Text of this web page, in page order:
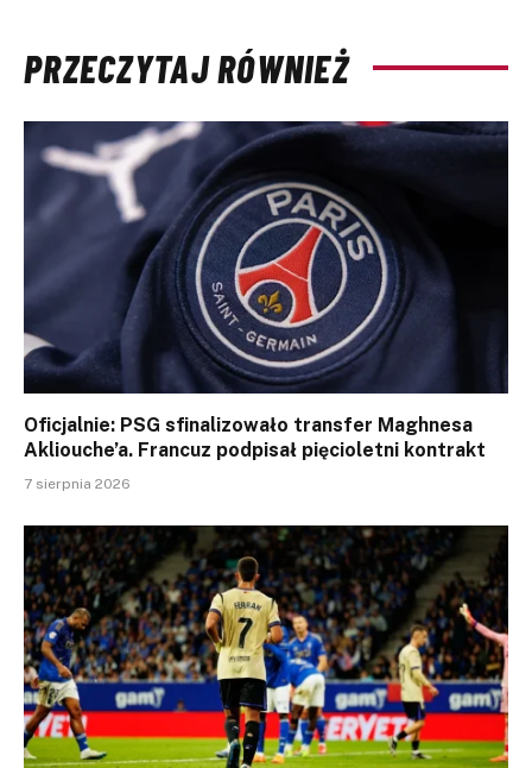
PRZECZYTAJ RÓWNIEŻ
Oficjalnie: PSG sfinalizowało transfer Maghnesa
Akliouche’a. Francuz podpisał pięcioletni kontrakt
7 sierpnia 2026